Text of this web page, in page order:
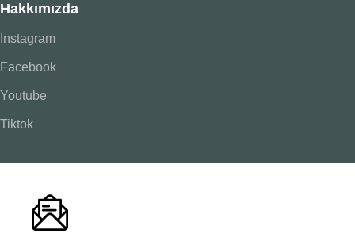
Hakkımızda
Instagram
Facebook
Youtube
Tiktok